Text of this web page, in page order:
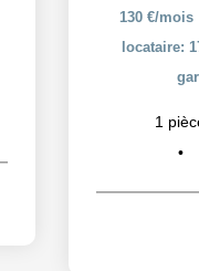
130 €/mois
locataire:
1